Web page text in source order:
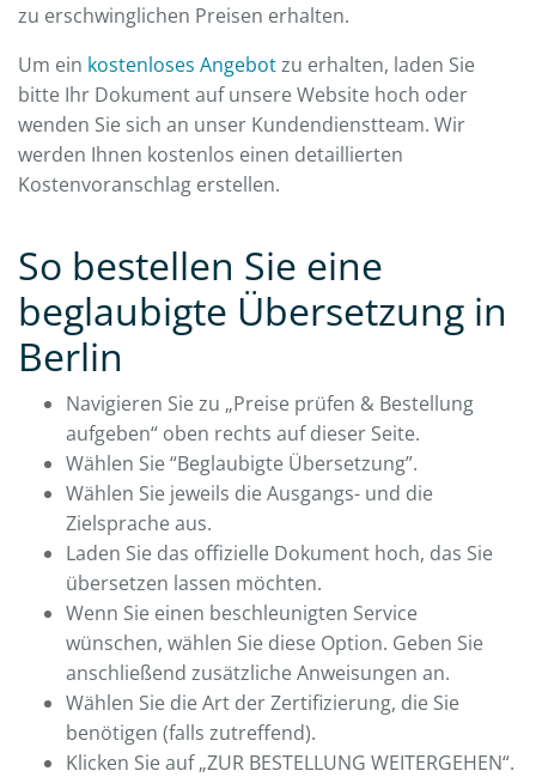
zu erschwinglichen Preisen erhalten.
Um ein kostenloses Angebotzu erhalten, laden Sie
bitte Ihr Dokument auf unsere Website hoch oder
wenden Sie sich an unser Kundendienstteam. Wir
werden Ihnen kostenlos einen detaillierten
Kostenvoranschlag erstellen.
So bestellen Sie eine
beglaubigte Übersetzung in
Berlin
Navigieren Sie zu „Preise prüfen & Bestellung
aufgeben“ oben rechts auf dieser Seite.
Wählen Sie “Beglaubigte Übersetzung”.
Wählen Sie jeweils die Ausgangs- und die
Zielsprache aus.
Laden Sie das offizielle Dokument hoch, das Sie
übersetzen lassen möchten.
Wenn Sie einen beschleunigten Service
wünschen, wählen Sie diese Option. Geben Sie
anschließend zusätzliche Anweisungen an.
Wählen Sie die Art der Zertifizierung, die Sie
benötigen (falls zutreffend).
Klicken Sie auf „ZUR BESTELLUNG WEITERGEHEN“.